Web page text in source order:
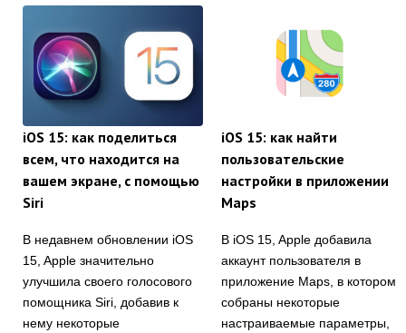
iOS 15: как поделиться
всем, что находится на
вашем экране, с помощью
Siri
В недавнем обновлении iOS
15, Apple значительно
улучшила своего голосового
помощника Siri, добавив к
нему некоторые
iOS 15: как найти
пользовательские
настройки в приложении
Maps
В iOS 15, Apple добавила
аккаунт пользователя в
приложение Maps, в котором
собраны некоторые
настраиваемые параметры,